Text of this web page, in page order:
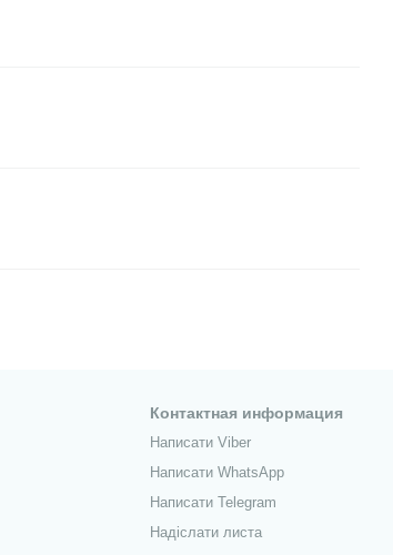
Контактная информация
Написати Viber
Написати WhatsApp
Написати Telegram
Надіслати листа